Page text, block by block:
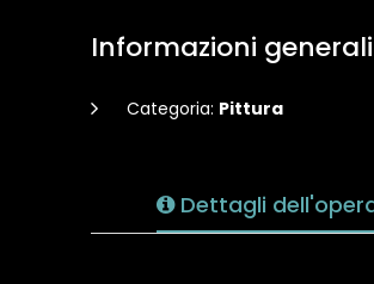
Informazioni generali
Categoria: Pittura
Dettagli